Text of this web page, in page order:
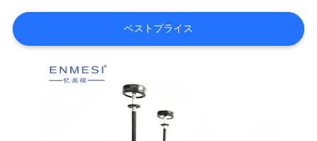
ベストプライス